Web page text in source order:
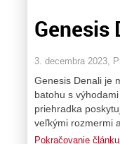
Genesis
3. decembra 2023,
Genesis Denali je
batohu s
priehradka
veľkými rozmermi
Pokračovanie článku